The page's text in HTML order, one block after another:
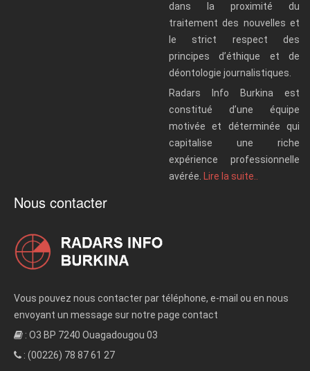
dans la proximité du
traitement des nouvelles et
le strict respect des
principes d’éthique et de
déontologie journalistiques.
Radars Info Burkina est
constitué d’une équipe
motivée et déterminée qui
capitalise une riche
expérience professionnelle
avérée.
Lire la suite..
Nous contacter
Vous pouvez nous contacter par téléphone, e-mail ou en nous
envoyant un message sur notre page contact
: O3 BP 7240 Ouagadougou 03
: (00226) 78 87 61 27